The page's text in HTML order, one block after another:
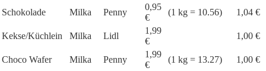
Schokolade Milka Penny
0,95
€
(1 kg = 10.56) 1,04 €
Kekse/Küchlein Milka Lidl
1,99
€
1,00 €
Choco Wafer Milka Penny
1,99
€
(1 kg = 13.27) 1,00 €